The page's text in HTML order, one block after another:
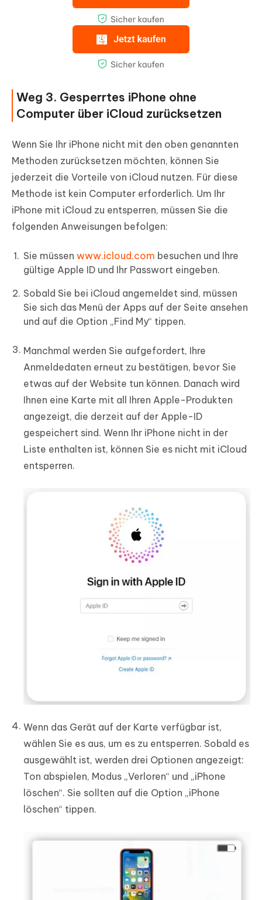
Weg 3. Gesperrtes iPhone ohne
Computer über iCloud zurücksetzen
Wenn Sie Ihr iPhone nicht mit den oben genannten
Methoden zurücksetzen möchten, können Sie
jederzeit die Vorteile von iCloud nutzen. Für diese
Methode ist kein Computer erforderlich. Um Ihr
iPhone mit iCloud zu entsperren, müssen Sie die
folgenden Anweisungen befolgen:
Sie müssen www.icloud.com besuchen und Ihre
gültige Apple ID und Ihr Passwort eingeben.
Sobald Sie bei iCloud angemeldet sind, müssen
Sie sich das Menü der Apps auf der Seite ansehen
und auf die Option „Find My“ tippen.
Manchmal werden Sie aufgefordert, Ihre
Anmeldedaten erneut zu bestätigen, bevor Sie
etwas auf der Website tun können. Danach wird
Ihnen eine Karte mit all Ihren Apple-Produkten
angezeigt, die derzeit auf der Apple-ID
gespeichert sind. Wenn Ihr iPhone nicht in der
Liste enthalten ist, können Sie es nicht mit iCloud
entsperren.
Wenn das Gerät auf der Karte verfügbar ist,
wählen Sie es aus, um es zu entsperren. Sobald es
ausgewählt ist, werden drei Optionen angezeigt:
Ton abspielen, Modus „Verloren“ und „iPhone
löschen“. Sie sollten auf die Option „iPhone
löschen“ tippen.